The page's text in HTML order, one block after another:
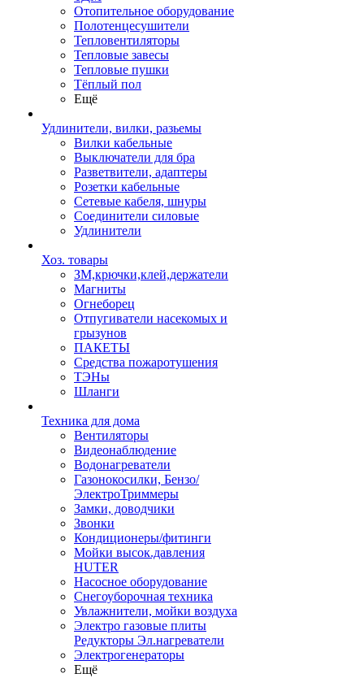
Отопительное оборудование
Полотенцесушители
Тепловентиляторы
Тепловые завесы
Тепловые пушки
Тёплый пол
Ещё
Удлинители, вилки, разьемы
Вилки кабельные
Выключатели для бра
Разветвители, адаптеры
Розетки кабельные
Сетевые кабеля, шнуры
Соединители силовые
Удлинители
Хоз. товары
ЗМ,крючки,клей,держатели
Магниты
Огнеборец
Отпугиватели насекомых и
грызунов
ПАКЕТЫ
Средства пожаротушения
ТЭНы
Шланги
Техника для дома
Вентиляторы
Видеонаблюдение
Водонагреватели
Газонокосилки, Бензо/
ЭлектроТриммеры
Замки, доводчики
Звонки
Кондиционеры/фитинги
Мойки высок.давления
HUTER
Насосное оборудование
Снегоуборочная техника
Увлажнители, мойки воздуха
Электро газовые плиты
Редукторы Эл.нагреватели
Электрогенераторы
Ещё